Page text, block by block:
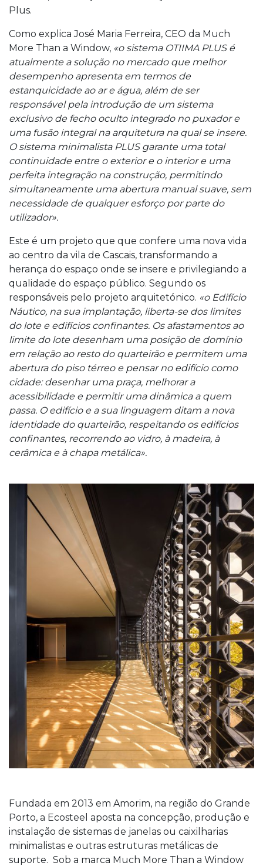
Plus.
Como explica José Maria Ferreira, CEO da Much
More Than a Window, «o sistema OTIIMA PLUS é
atualmente a solução no mercado que melhor
desempenho apresenta em termos de
estanquicidade ao ar e água, além de ser
responsável pela introdução de um sistema
exclusivo de fecho oculto integrado no puxador e
uma fusão integral na arquitetura na qual se insere.
O sistema minimalista PLUS garante uma total
continuidade entre o exterior e o interior e uma
perfeita integração na construção, permitindo
simultaneamente uma abertura manual suave, sem
necessidade de qualquer esforço por parte do
utilizador».
Este é um projeto que que confere uma nova vida
ao centro da vila de Cascais, transformando a
herança do espaço onde se insere e privilegiando a
qualidade do espaço público. Segundo os
responsáveis pelo projeto arquitetónico. «o Edifício
Náutico, na sua implantação, liberta-se dos limites
do lote e edifícios confinantes. Os afastamentos ao
limite do lote desenham uma posição de domínio
em relação ao resto do quarteirão e permitem uma
abertura do piso térreo e pensar no edifício como
cidade: desenhar uma praça, melhorar a
acessibilidade e permitir uma dinâmica a quem
passa. O edifício e a sua linguagem ditam a nova
identidade do quarteirão, respeitando os edifícios
confinantes, recorrendo ao vidro, à madeira, à
cerâmica e à chapa metálica».
Fundada em 2013 em Amorim, na região do Grande
Porto, a Ecosteel aposta na concepção, produção e
instalação de sistemas de janelas ou caixilharias
minimalistas e outras estruturas metálicas de
suporte. Sob a marca Much More Than a Window